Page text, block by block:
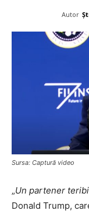
Autor
Sursa: Captură video
„Un partener
Donald Trump,